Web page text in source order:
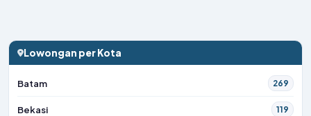
Lowongan per Kota
Batam 269
Bekasi 119